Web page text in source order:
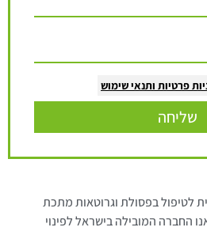
פרטיות ותנאי שימוש
שליחה
לטיפול בפסולת וגרוטאות מתכת
החברה המובילה בישראל לפינוי